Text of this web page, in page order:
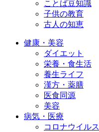
ことば豆知識
子供の教育
古人の知恵
健康・美容
ダイエット
栄養・食生活
養生ライフ
漢方・薬膳
医食同源
美容
病気・医療
コロナウイルス